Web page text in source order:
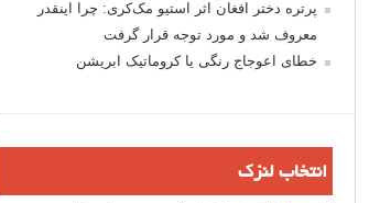
پرتره دختر افغان اثر استیو مک‌کری: چرا اینقدر
معروف شد و مورد توجه قرار گرفت
خطای اعوجاج رنگی یا کروماتیک ابریشن
انتخاب لنزک